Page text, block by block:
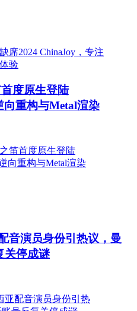
度原生登陆
向重构与Metal渲染
音演员身份引热议，曼
关停成谜